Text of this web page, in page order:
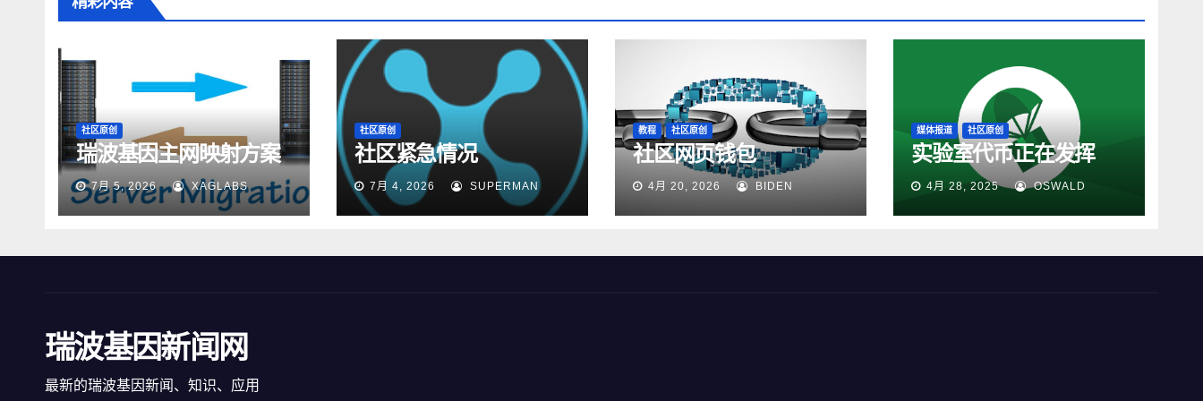
社区原创
瑞波基因主网映射方案
7月 5, 2026 XAGLABS
社区原创
社区紧急情况
7月 4, 2026 SUPERMAN
教程 社区原创
社区网页钱包
4月 20, 2026 BIDEN
媒体报道 社区原创
实验室代币正在发挥
4月 28, 2025 OSWALD
瑞波基因新闻网
最新的瑞波基因新闻、知识、应用